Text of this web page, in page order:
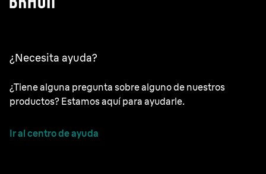
¿Necesita ayuda?
¿Tiene alguna pregunta sobre alguno de nuestros
productos? Estamos aquí para ayudarle.
Ir al centro de ayuda